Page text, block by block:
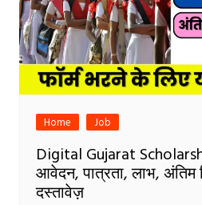
Home Job
Digital Gujarat
आवेदन, पात्रता, लाभ,
दस्तावेज़